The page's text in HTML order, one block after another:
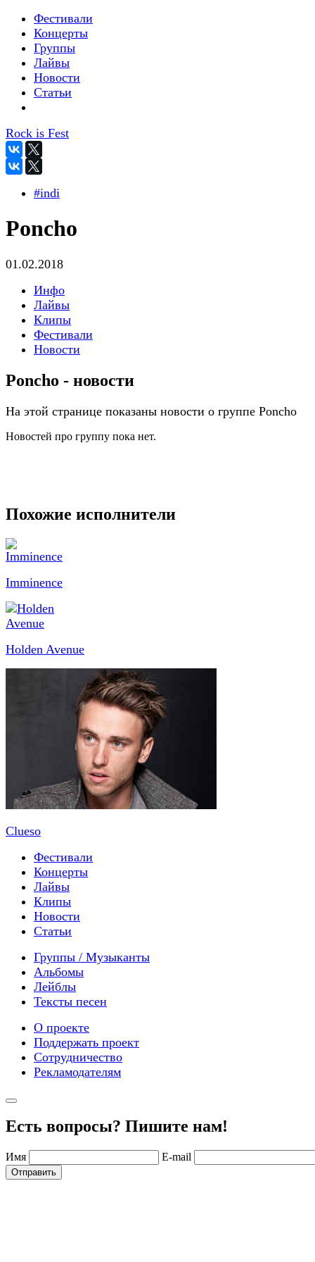
Фестивали
Концерты
Группы
Лайвы
Новости
Статьи
Rock is Fest
#indi
Poncho
01.02.2018
Инфо
Лайвы
Клипы
Фестивали
Новости
Poncho - новости
На этой странице показаны новости о группе Poncho
Новостей про группу пока нет.
Похожие исполнители
Imminence
Holden Avenue
Clueso
Фестивали
Концерты
Лайвы
Клипы
Новости
Статьи
Группы / Музыканты
Альбомы
Лейблы
Тексты песен
О проекте
Поддержать проект
Сотрудничество
Рекламодателям
Есть вопросы? Пишите нам!
Имя E-mail